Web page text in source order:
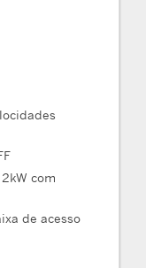
2kW com
de acesso